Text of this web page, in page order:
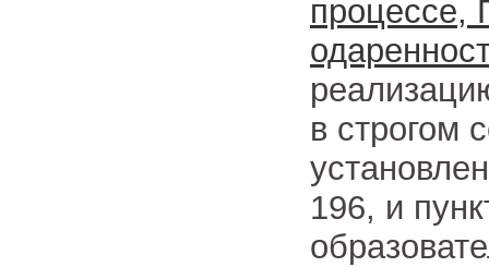
процессе,
в строгом
196, и